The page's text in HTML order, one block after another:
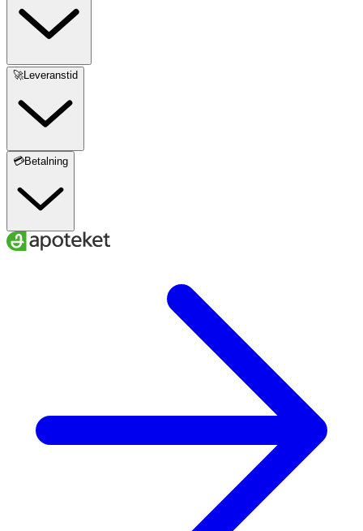
🚀Leveranstid
💳Betalning